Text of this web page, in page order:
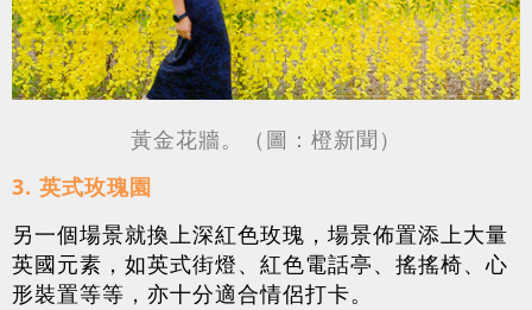
黃金花牆。（圖：橙新聞）
3. 英式玫瑰園
另一個場景就換上深紅色玫瑰，場景佈置添上大量
英國元素，如英式街燈、紅色電話亭、搖搖椅、心
形裝置等等，亦十分適合情侶打卡。